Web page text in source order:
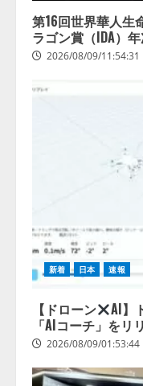
第16回世界華人生
ラゴン賞（IDA）
2026/08/09/11:54:31
新着 日本 速報
【ドローン
AI】
「AIコーチ」をリ
2026/08/09/01:53:44